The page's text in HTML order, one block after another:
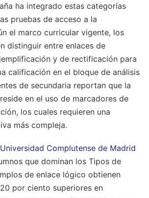
ha integrado estas categorías
pruebas de acceso a la
el marco curricular vigente, los
distinguir entre enlaces de
y de rectificación para
calificación en el bloque de análisis
de secundaria reportan que la
en el uso de marcadores de
los cuales requieren una
más compleja.
Universidad Complutense de Madrid
que dominan los Tipos de
de enlace lógico obtienen
por ciento superiores en